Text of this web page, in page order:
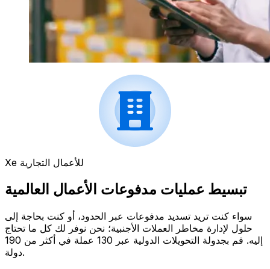
Xe للأعمال التجارية
تبسيط عمليات مدفوعات الأعمال العالمية
سواء كنت تريد تسديد مدفوعات عبر الحدود، أو كنت بحاجة إلى
حلول لإدارة مخاطر العملات الأجنبية؛ نحن نوفر لك كل ما تحتاج
إليه. قم بجدولة التحويلات الدولية عبر 130 عملة في أكثر من 190
دولة.